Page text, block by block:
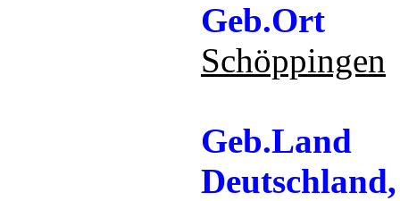
Geb.Ort
Schöppingen
Geb.Land